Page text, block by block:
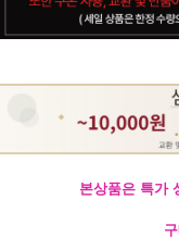
본상품은 특가